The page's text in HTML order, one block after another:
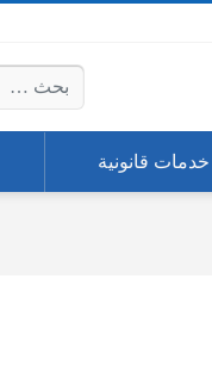
البحث عن:
خدمات قانونية